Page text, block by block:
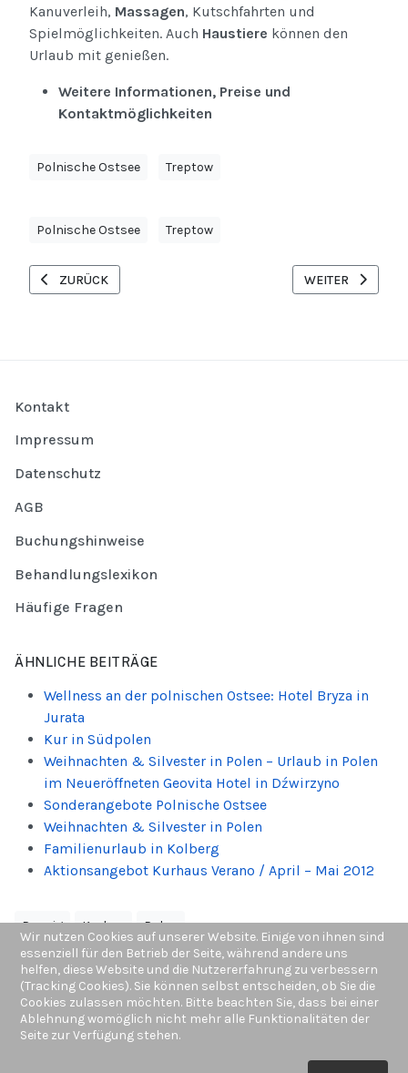
Kanuverleih, Massagen, Kutschfahrten und
Spielmöglichkeiten. Auch Haustiere können den
Urlaub mit genießen.
Weitere Informationen, Preise und
Kontaktmöglichkeiten
Polnische Ostsee Treptow
Polnische Ostsee Treptow
VORHERIGER BEITRAG: WELLNESS AN DER POLNISCHEN
ZURÜCK NÄCHSTER
WEITER
Kontakt
Impressum
Datenschutz
AGB
Buchungshinweise
Behandlungslexikon
Häufige Fragen
ÄHNLICHE BEITRÄGE
Wellness an der polnischen Ostsee: Hotel Bryza in
Jurata
Kur in Südpolen
Weihnachten & Silvester in Polen – Urlaub in Polen
im Neueröffneten Geovita Hotel in Dźwirzyno
Sonderangebote Polnische Ostsee
Weihnachten & Silvester in Polen
Familienurlaub in Kolberg
Aktionsangebot Kurhaus Verano / April – Mai 2012
Danzig Krakau Polen
Gdansk Festival
Wir nutzen Cookies auf unserer Website. Einige von ihnen sind
essenziell für den Betrieb der Seite, während andere uns
helfen, diese Website und die Nutzererfahrung zu verbessern
(Tracking Cookies). Sie können selbst entscheiden, ob Sie die
Cookies zulassen möchten. Bitte beachten Sie, dass bei einer
Ablehnung womöglich nicht mehr alle Funktionalitäten der
Seite zur Verfügung stehen.